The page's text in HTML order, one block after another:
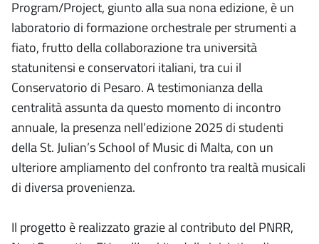
Program/Project, giunto alla sua nona edizione, è un
laboratorio di formazione orchestrale per strumenti a
fiato, frutto della collaborazione tra università
statunitensi e conservatori italiani, tra cui il
Conservatorio di Pesaro. A testimonianza della
centralità assunta da questo momento di incontro
annuale, la presenza nell’edizione 2025 di studenti
della St. Julian’s School of Music di Malta, con un
ulteriore ampliamento del confronto tra realtà musicali
di diversa provenienza.
Il progetto è realizzato grazie al contributo del PNRR,